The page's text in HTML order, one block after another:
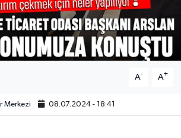
A- A+
Merkezi 08.07.2024 - 18:41